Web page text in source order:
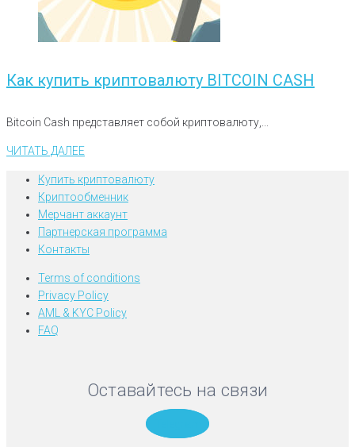
Как купить криптовалюту BITCOIN CASH
Bitcoin Cash представляет собой криптовалюту,...
ЧИТАТЬ ДАЛЕЕ
Купить криптовалюту
Криптообменник
Мерчант аккаунт
Партнерская программа
Контакты
Terms of conditions
Privacy Policy
AML & KYC Policy
FAQ
Оставайтесь на связи